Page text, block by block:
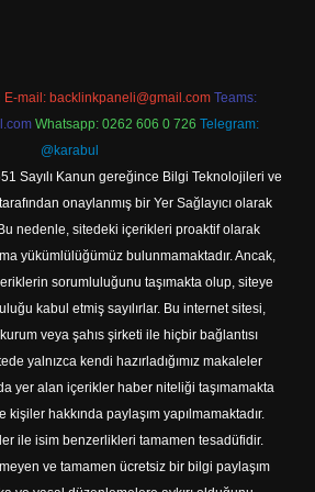
E-mail: backlinkpaneli@gmail.com Teams:
Whatsapp: 0262 606 0 726 Telegram:
@karabul
Sayılı Kanun gereğince Bilgi Teknolojileri ve
onaylanmış bir Yer Sağlayıcı olarak
nedenle, sitedeki içerikleri proaktif olarak
yükümlülüğümüz bulunmamaktadır. Ancak,
sorumluluğunu taşımakta olup, siteye
kabul etmiş sayılırlar. Bu internet sitesi,
veya şahıs şirketi ile hiçbir bağlantısı
yalnızca kendi hazırladığımız makaleler
yer alan içerikler haber niteliği taşımamakta
hakkında paylaşım yapılmamaktadır.
ile isim benzerlikleri tamamen tesadüfidir.
ve tamamen ücretsiz bir bilgi paylaşım